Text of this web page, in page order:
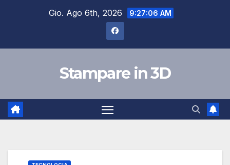
Gio. Ago 6th, 2026 9:27:06 AM
Stampare in 3D